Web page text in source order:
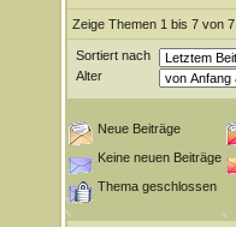
Zeige Themen 1 bis 7 von 7
Sortiert nach
Alter
Neue Beiträge
Keine neuen Beiträge
Thema geschlossen